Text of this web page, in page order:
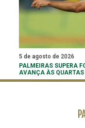
5 de agosto de 2026
PALMEIRAS SUPERA
AVANÇA ÀS